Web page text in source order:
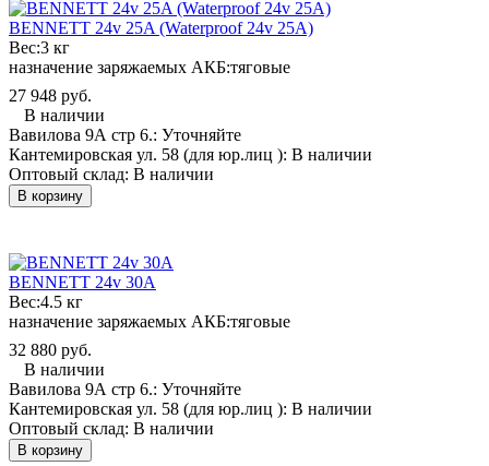
BENNETT 24v 25A (Waterproof 24v 25A)
Вес:3 кг
назначение заряжаемых АКБ:тяговые
27 948 руб.
В наличии
Вавилова 9А стр 6.: Уточняйте
Кантемировская ул. 58 (для юр.лиц ): В наличии
Оптовый склад: В наличии
В корзину
BENNETT 24v 30A
Вес:4.5 кг
назначение заряжаемых АКБ:тяговые
32 880 руб.
В наличии
Вавилова 9А стр 6.: Уточняйте
Кантемировская ул. 58 (для юр.лиц ): В наличии
Оптовый склад: В наличии
В корзину